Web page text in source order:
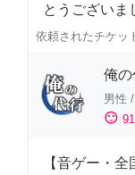
とうございま
依頼されたチケッ
俺
男性 /
sentiment_satisfied 91
【音ゲー・